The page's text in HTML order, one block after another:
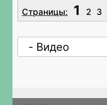
Страницы: 1 2 3